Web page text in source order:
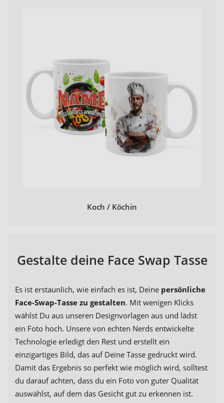
Koch / Köchin
Gestalte deine Face Swap Tasse
Es ist erstaunlich, wie einfach es ist, Deine persönliche
Face-Swap-Tasse zu gestalten. Mit wenigen Klicks
wählst Du aus unseren Designvorlagen aus und lädst
ein Foto hoch. Unsere von echten Nerds entwickelte
Technologie erledigt den Rest und erstellt ein
einzigartiges Bild, das auf Deine Tasse gedruckt wird.
Damit das Ergebnis so perfekt wie möglich wird, solltest
du darauf achten, dass du ein Foto von guter Qualität
auswählst, auf dem das Gesicht gut zu erkennen ist.